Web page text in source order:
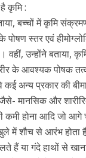
कृमि :
बच्चों में कृमि
स्तर एवं
वहीं, उन्होंने
के आवश्यक पोषक
कई अन्य प्रकार की
मानसिक और
होना आदि जो
में शौच से आरंभ होता
हैं या गंदे हाथों से